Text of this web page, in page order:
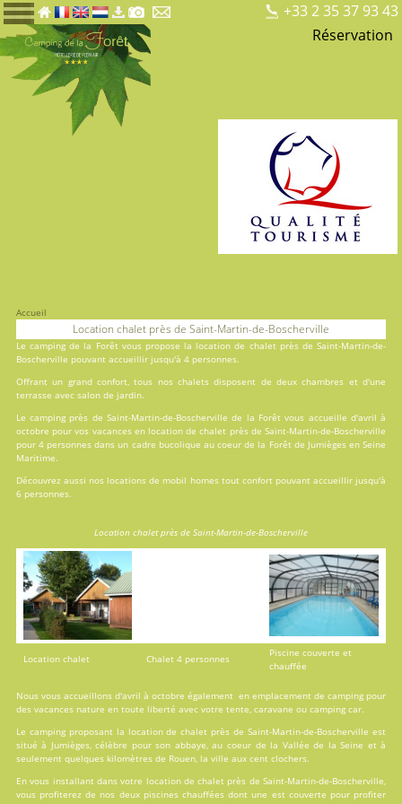
+33 2 35 37 93 43
Réservation
Accueil
Location chalet près de Saint-Martin-de-Boscherville
Lecamping de la Forêtvous propose la location de chalet près de Saint-Martin-de-
Boscherville pouvant accueillir jusqu'à 4 personnes.
Offrant un grand confort, tous nos chalets disposent de deux chambres et d'une
terrasse avec salon de jardin.
Le camping près de Saint-Martin-de-Boscherville de la Forêt vous accueille d'avril à
octobre pour vos vacances en location de chalet près de Saint-Martin-de-Boscherville
pour 4 personnes dans un cadre bucolique au coeur de la Forêt de Jumièges en Seine
Maritime.
Découvrez aussi nos locations de mobil homestout confort pouvant accueillir jusqu'à
6 personnes.
Location chalet près de Saint-Martin-de-Boscherville
Location chalet Chalet 4 personnes
Piscine couverte et
chauffée
Nous vous accueillons d'avril à octobre également en emplacement de camping pour
des vacances nature en toute liberté avec votre tente, caravane ou camping car.
Le camping proposant la location de chalet près de Saint-Martin-de-Boscherville est
situé à Jumièges, célèbre pour son abbaye, au coeur de la Vallée de la Seine et à
seulement quelques kilomètres de Rouen, la ville aux cent clochers.
En vous installant dans votre location de chalet près de Saint-Martin-de-Boscherville,
vous profiterez de nos deux piscineschauffées dont une est couverte pour profiter